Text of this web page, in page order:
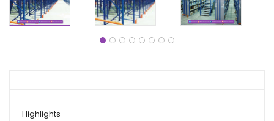
Highlights